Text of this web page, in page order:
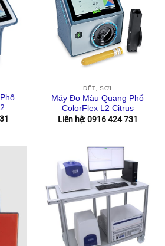
DỆT, SỢI
Máy Đo Màu Quang Phổ
ColorFlex L2 Citrus
Liên hệ: 0916 424 731